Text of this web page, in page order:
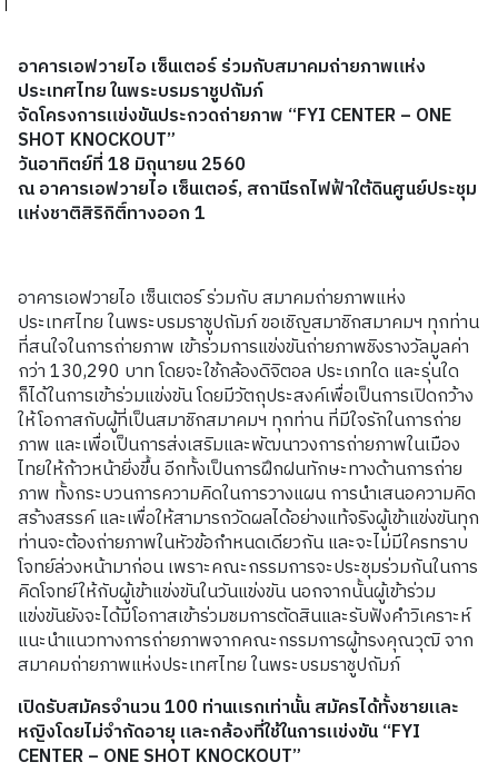
อาคารเอฟวายไอ เซ็นเตอร์ร่วมกับสมาคมถ่ายภาพแห่ง
ประเทศไทย ในพระบรมราชูปถัมภ์
จัดโครงการแข่งขันประกวดถ่ายภาพ “FYI CENTER – ONE
SHOT KNOCKOUT”
วันอาทิตย์ที่18 มิถุนายน2560
ณ อาคารเอฟวายไอ เซ็นเตอร์,สถานีรถไฟฟ้าใต้ดินศูนย์ประชุม
แห่งชาติสิริกิติ์ทางออก1
อาคารเอฟวายไอ เซ็นเตอร์ ร่วมกับ สมาคมถ่ายภาพแห่ง
ประเทศไทย ในพระบรมราชูปถัมภ์ ขอเชิญสมาชิกสมาคมฯ ทุกท่าน
ที่สนใจในการถ่ายภาพ เข้าร่วมการแข่งขันถ่ายภาพชิงรางวัลมูลค่า
กว่า 130,290 บาท โดยจะใช้กล้องดิจิตอล ประเภทใด และรุ่นใด
ก็ได้ในการเข้าร่วมแข่งขัน โดยมีวัตถุประสงค์เพื่อเป็นการเปิดกว้าง
ให้โอกาสกับผู้ที่เป็นสมาชิกสมาคมฯ ทุกท่าน ที่มีใจรักในการถ่าย
ภาพ และเพื่อเป็นการส่งเสริมและพัฒนาวงการถ่ายภาพในเมือง
ไทยให้ก้าวหน้ายิ่งขึ้น อีกทั้งเป็นการฝึกฝนทักษะทางด้านการถ่าย
ภาพ ทั้งกระบวนการความคิดในการวางแผน การนำเสนอความคิด
สร้างสรรค์ และเพื่อให้สามารถวัดผลได้อย่างแท้จริงผู้เข้าแข่งขันทุก
ท่านจะต้องถ่ายภาพในหัวข้อกำหนดเดียวกัน และจะไม่มีใครทราบ
โจทย์ล่วงหน้ามาก่อน เพราะคณะกรรมการจะประชุมร่วมกันในการ
คิดโจทย์ให้กับผู้เข้าแข่งขันในวันแข่งขัน นอกจากนั้นผู้เข้าร่วม
แข่งขันยังจะได้มีโอกาสเข้าร่วมชมการตัดสินและรับฟังคำวิเคราะห์
แนะนำแนวทางการถ่ายภาพจากคณะกรรมการผู้ทรงคุณวุฒิ จาก
สมาคมถ่ายภาพแห่งประเทศไทย ในพระบรมราชูปถัมภ์
เปิดรับสมัครจำนวน100ท่านแรกเท่านั้นสมัครได้ทั้งชายและ
หญิงโดยไม่จำกัดอายุ และกล้องที่ใช้ในการแข่งขัน “FYI
CENTER – ONE SHOT KNOCKOUT”